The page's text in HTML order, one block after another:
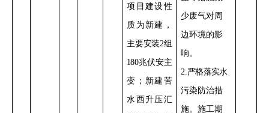
项目建设性
质为新建，
主要安装2组
180兆伏安主
变；新建苦
水西升压汇
少废气对周
边环境的影
响。
2.严格落实水
污染防治措
施。施工期